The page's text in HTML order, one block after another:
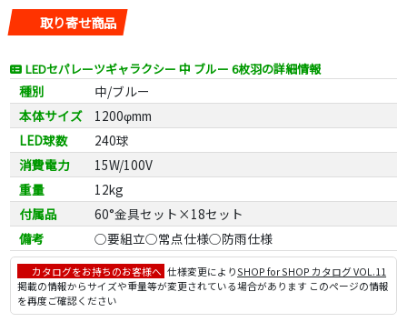
取り寄せ商品
LEDセパレーツギャラクシー 中 ブルー 6枚羽の詳細情報
種別
中/ブルー
本体サイズ
1200φmm
LED球数
240球
消費電力
15W/100V
重量
12kg
付属品
60°金具セット×18セット
備考
○要組立○常点仕様○防雨仕様
カタログをお持ちのお客様へ 仕様変更によりSHOP for SHOP カタログ VOL.11
掲載の情報からサイズや重量等が変更されている場合があります このページの情報
を再度ご確認ください